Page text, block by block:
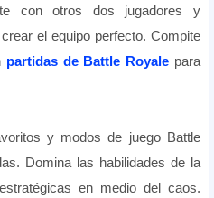
con otros dos jugadores y
el equipo perfecto. Compite
partidas de Battle Royale para
y modos de juego Battle
Domina las habilidades de la
en medio del caos.